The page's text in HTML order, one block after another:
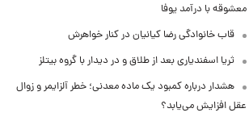
معشوقه با درآمد یوفا
قاب خانوادگی رضا کیانیان در کنار خواهرش
ثریا اسفندیاری بعد از طلاق و در دیدار با گروه بیتلز
هشدار درباره کمبود یک ماده معدنی؛ خطر آلزایمر و زوال
عقل افزایش می‌یابد؟